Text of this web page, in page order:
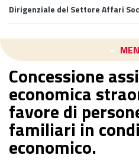
Dirigenziale del Settore Affari
Concessione
economica
favore di
familiari in
economico.